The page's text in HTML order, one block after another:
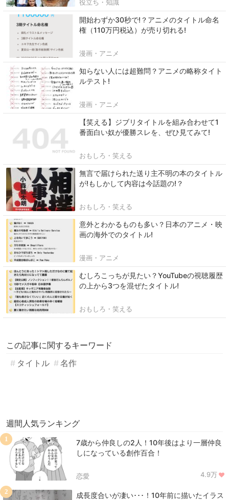
役立ち・知識
開始わずか30秒で!？アニメのタイトル命名
権（110万円税込）が売り切れる!
漫画・アニメ
知らない人には超難問？アニメの略称タイト
ルテスト!
漫画・アニメ
【笑える】ジブリタイトルを組み合わせて1
番面白い奴が優勝スレを、ぜひ見てみて!
おもしろ・笑える
無言で届けられた送り主不明の本のタイトル
が!もしかして内容は今話題の!？
おもしろ・笑える
意外とわかるものも多い？日本のアニメ・映
画の海外でのタイトル!
漫画・アニメ
むしろこっちが見たい？YouTubeの視聴履歴
の上から3つを混ぜたタイトル!
おもしろ・笑える
この記事に関するキーワード
タイトル
名作
週間人気ランキング
7歳から仲良しの2人！10年後はより一層仲良
しになっている創作百合！
恋愛 4.9万
1
成長度合いが凄い･･･！10年前に描いたイラス
2